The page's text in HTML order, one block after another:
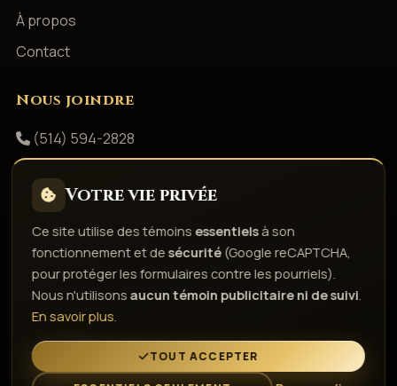
À propos
Contact
Nous joindre
(514) 594-2828
Facebook
Politique de confidentialité Conditions d'utilisation
Droits d'auteur & responsabilitéPolitique de témoins
L'esprit de la fête depuis 1980
Votre vie privée
Ce site utilise des témoinsessentielsà son
fonctionnement et desécurité (Google reCAPTCHA,
pour protéger les formulaires contre les pourriels).
Nous n'utilisonsaucun témoin publicitaire ni de suivi.
En savoir plus.
TOUT ACCEPTER